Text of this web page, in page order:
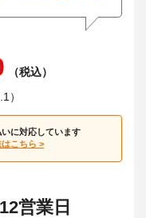
（税込）
）
に対応しています
こちら >
営業日